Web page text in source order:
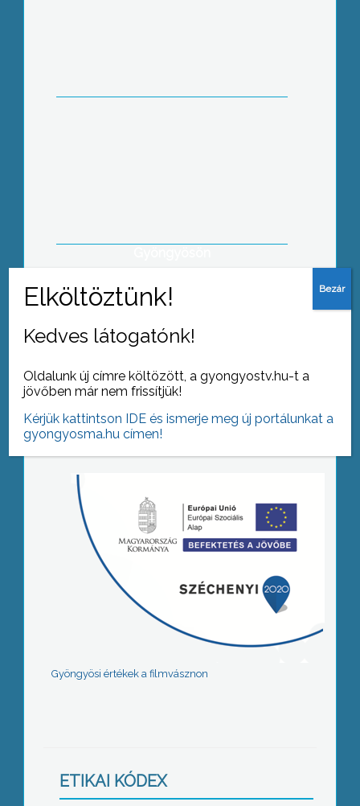
Tovább az archívumra
Gyöngyösi értékek a filmvásznon
ETIKAI KÓDEX
Kedves látogatónk!
Oldalunk új címre költözött, a gyongyostv.hu-t a
jövőben már nem frissítjük!
Kérjük kattintson IDE és ismerje meg új portálunkat a
gyongyosma.hu címen!